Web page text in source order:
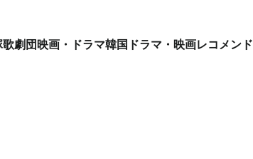
劇団映画・ドラマ韓国ドラマ・映画レコメンド